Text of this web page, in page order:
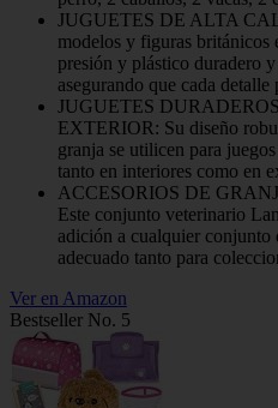
JUGUETES DE ALTA
modelos y figuras británicos
presión y plástico duradero
asegurando que cada detalle
JUGUETES
EXTERIOR: Su diseño
granja se utilicen para
tanto en interiores como en
ACCESORIOS DE
Este conjunto veterinario
adición a cualquier conjunto
adecuado tanto para
Ver en Amazon
Bestseller No. 5